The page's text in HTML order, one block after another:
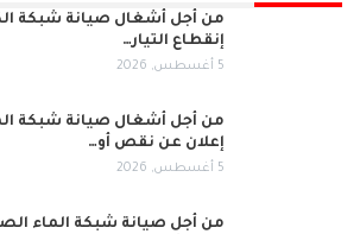
من أجل أشغال صيانة شبكة
إنقطاع التيار…
5 أغسطس, 2026
من أجل أشغال صيانة شبكة
إعلان عن نقص أو…
5 أغسطس, 2026
من أجل صيانة شبكة الماء